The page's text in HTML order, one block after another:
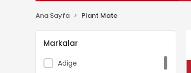
Ana Sayfa Plant Mate
Markalar
Adige